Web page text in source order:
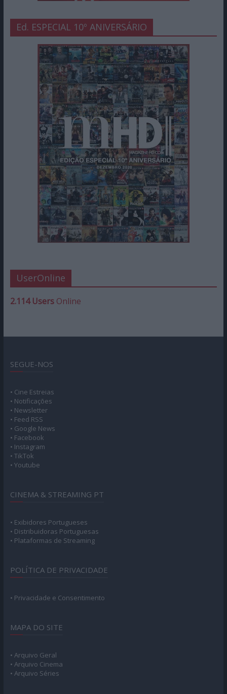
Ed. ESPECIAL 10º ANIVERSÁRIO
UserOnline
2.114 UsersOnline
SEGUE-NOS
• Cine Estreias
• Notificações
• Newsletter
• Feed RSS
• Google News
• Facebook
• Instagram
• TikTok
• Youtube
CINEMA & STREAMING PT
• Exibidores Portugueses
• Distribuidoras Portuguesas
• Plataformas de Streaming
POLÍTICA DE PRIVACIDADE
• Privacidade e Consentimento
MAPA DO SITE
• Arquivo Geral
• Arquivo Cinema
• Arquivo Séries